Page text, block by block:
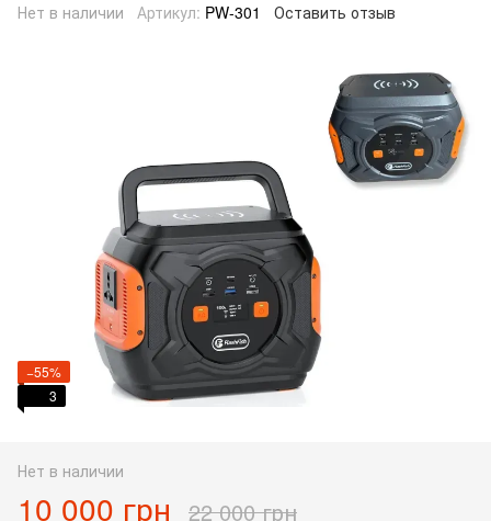
Нет в наличии Артикул: PW-301 Оставить отзыв
−55%
3
Нет в наличии
10 000 грн 22 000 грн